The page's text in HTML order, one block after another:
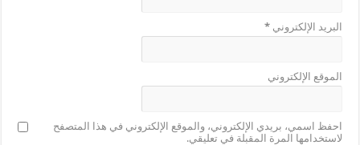
البريد الإلكتروني*
الموقع الإلكتروني
احفظ اسمي، بريدي الإلكتروني، والموقع الإلكتروني في هذا المتصفح
لاستخدامها المرة المقبلة في تعليقي.